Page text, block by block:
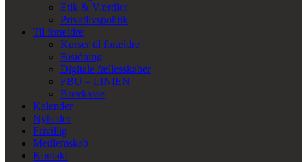
Etik & Værdier
Privatlivspolitik
Til forældre
Kurser til forældre
Bisidning
Digitale fællesskaber
FBU – LINIEN
Brevkasse
Kalender
Nyheder
Frivillig
Medlemskab
Kontakt